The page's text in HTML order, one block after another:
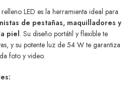
LED es la herramienta ideal para
de pestañas, maquilladores y
piel. Su diseño portátil y flexible te
y su potente luz de 54 W te garantiza
foto y video.